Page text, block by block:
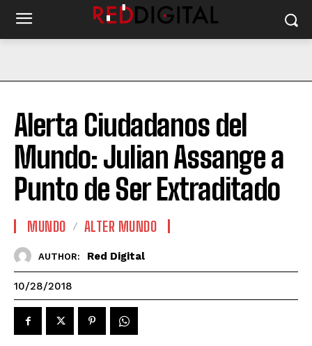
Alerta Ciudadanos del
Mundo: Julian Assange a
Punto de Ser Extraditado
MUNDO ALTER MUNDO
AUTHOR: Red Digital
10/28/2018